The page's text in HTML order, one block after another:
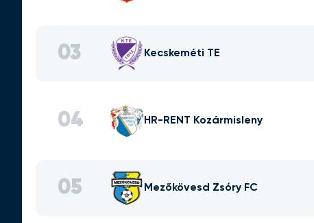
03 Kecskeméti TE
04 HR-RENT Kozármisleny
05 Mezőkövesd Zsóry FC